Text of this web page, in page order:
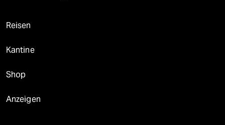
Reisen
Kantine
Shop
Anzeigen